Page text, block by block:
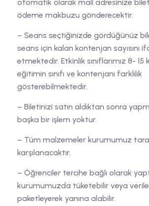
otomatik olarak mail adresinize
ödeme makbuzu gönderecektir.
– Seans seçtiğinizde gördüğünüz
seans için kalan kontenjan sayısını
etmektedir. Etkinlik sınıflarımız 8- 15
eğitimin sınıfı ve kontenjanı farklılık
gösterebilmektedir.
– Biletinizi satın aldıktan sonra
başka bir işlem yoktur.
– Tüm malzemeler kurumumuz
karşılanacaktır.
– Öğrenciler tercihe bağlı olarak
kurumumuzda tüketebilir veya
paketleyerek yanına alabilir.